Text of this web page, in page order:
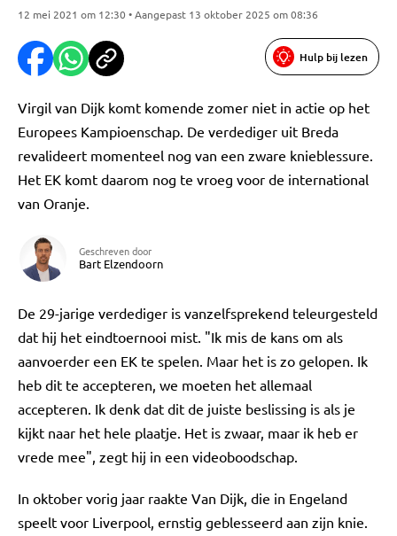
12 mei 2021 om 12:30 • Aangepast 13 oktober 2025 om 08:36
Hulp bij lezen
Virgil van Dijk komt komende zomer niet in actie op het
Europees Kampioenschap. De verdediger uit Breda
revalideert momenteel nog van een zware knieblessure.
Het EK komt daarom nog te vroeg voor de international
van Oranje.
Geschreven door
Bart Elzendoorn
De 29-jarige verdediger is vanzelfsprekend teleurgesteld
dat hij het eindtoernooi mist. "Ik mis de kans om als
aanvoerder een EK te spelen. Maar het is zo gelopen. Ik
heb dit te accepteren, we moeten het allemaal
accepteren. Ik denk dat dit de juiste beslissing is als je
kijkt naar het hele plaatje. Het is zwaar, maar ik heb er
vrede mee", zegt hij in een videoboodschap.
In oktober vorig jaar raakte Van Dijk, die in Engeland
speelt voor Liverpool, ernstig geblesseerd aan zijn knie.